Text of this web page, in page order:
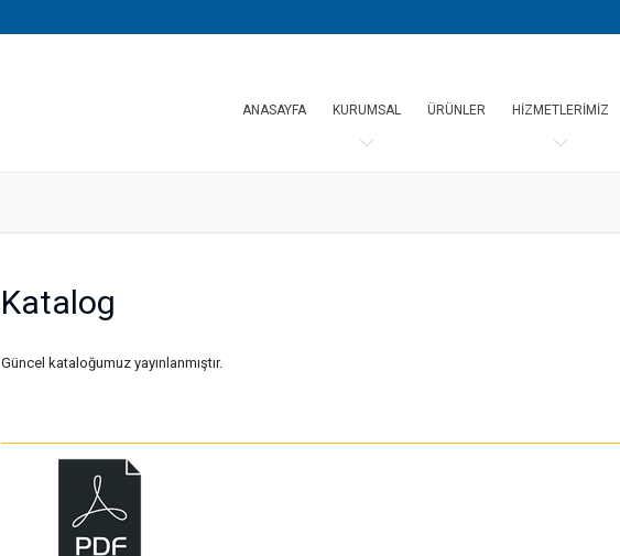
ANASAYFA KURUMSAL ÜRÜNLER HİZMETLERİMİZ
Katalog
Güncel kataloğumuz yayınlanmıştır.